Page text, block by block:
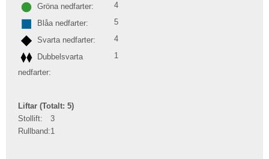
Gröna nedfarter:
4
Blåa nedfarter: 5
Svarta nedfarter: 4
Dubbelsvarta
nedfarter:
1
Liftar (Totalt: 5)
Stollift:
3
Rullband:1